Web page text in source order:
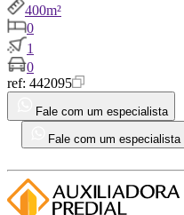
400m²
0
1
0
ref: 442095
Fale com um especialista
Fale com um especialista